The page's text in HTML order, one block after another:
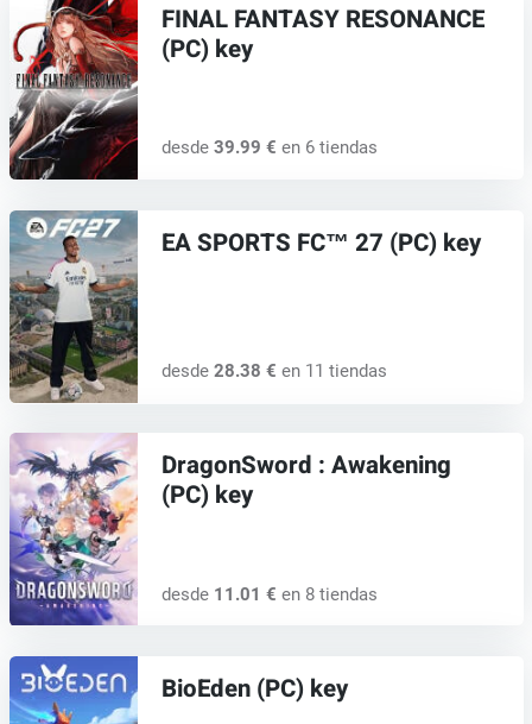
FINAL FANTASY RESONANCE
(PC) key
desde 39.99 € en 6 tiendas
EA SPORTS FC™ 27 (PC) key
desde 28.38 € en 11 tiendas
DragonSword : Awakening
(PC) key
desde 11.01 € en 8 tiendas
BioEden (PC) key